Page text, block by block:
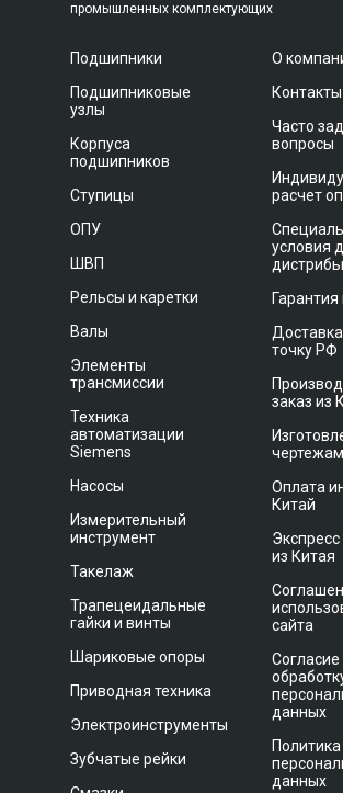
промышленных комплектующих
Подшипники
Подшипниковые
узлы
Корпуса
подшипников
Ступицы
ОПУ
ШВП
Рельсы и каретки
Валы
Элементы
трансмиссии
Техника
автоматизации
Siemens
Насосы
Измерительный
инструмент
Такелаж
Трапецеидальные
гайки и винты
Шариковые опоры
Приводная техника
Электроинструменты
Зубчатые рейки
О
Контакты
Часто
вопросы
расчет
условия
точку РФ
заказ из
чертежам
Оплата
Китай
из Китая
сайта
Согласие
данных
данных